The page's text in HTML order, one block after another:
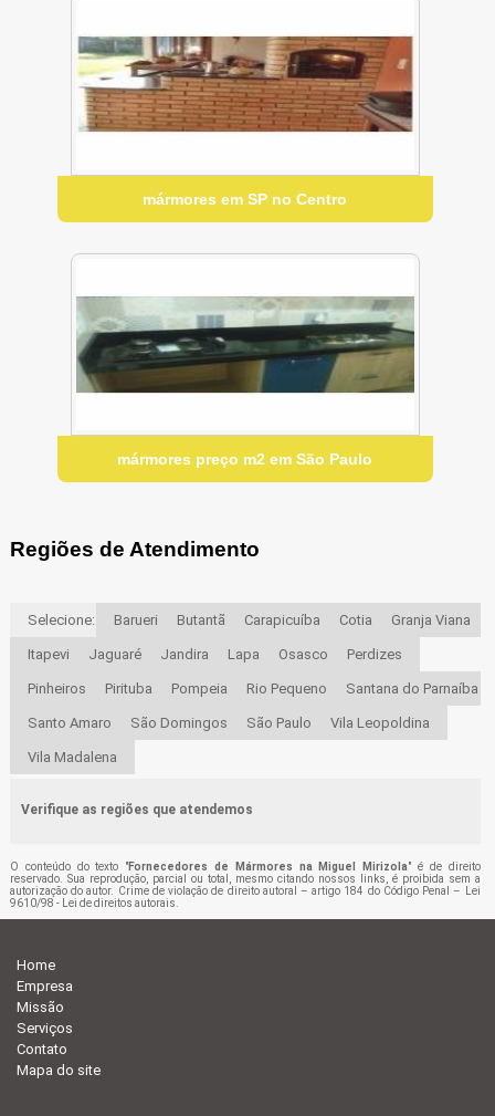
mármores em SP no Centro
mármores preço m2 em São Paulo
Regiões de Atendimento
Selecione: Barueri Butantã Carapicuíba Cotia Granja Viana
Itapevi Jaguaré Jandira Lapa Osasco Perdizes
Pinheiros Pirituba Pompeia Rio Pequeno Santana do Parnaíba
Santo Amaro São Domingos São Paulo Vila Leopoldina
Vila Madalena
Verifique as regiões que atendemos
O conteúdo do texto "Fornecedores de Mármores na Miguel Mirizola" é de direito
reservado. Sua reprodução, parcial ou total, mesmo citando nossos links, é proibida sem a
autorização do autor. Crime de violação de direito autoral – artigo 184 do Código Penal –
Lei
9610/98 - Lei de direitos autorais.
Home
Empresa
Missão
Serviços
Contato
Mapa do site